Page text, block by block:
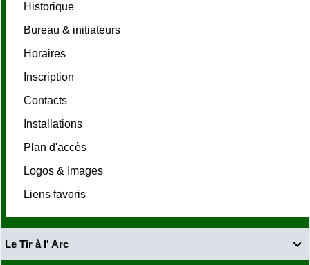
Historique
Bureau & initiateurs
Horaires
Inscription
Contacts
Installations
Plan d'accès
Logos & Images
Liens favoris

Le Tir à l' Arc